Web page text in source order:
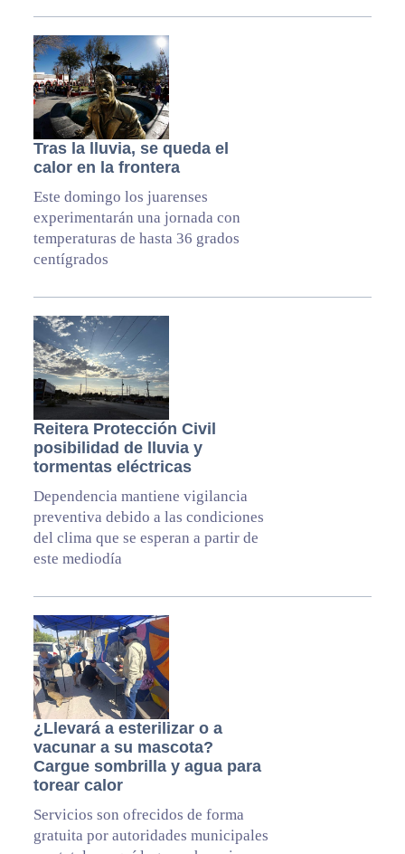
Tras la lluvia, se queda el
calor en la frontera
Este domingo los juarenses
experimentarán una jornada con
temperaturas de hasta 36 grados
centígrados
Reitera Protección Civil
posibilidad de lluvia y
tormentas eléctricas
Dependencia mantiene vigilancia
preventiva debido a las condiciones
del clima que se esperan a partir de
este mediodía
¿Llevará a esterilizar o a
vacunar a su mascota?
Cargue sombrilla y agua para
torear calor
Servicios son ofrecidos de forma
gratuita por autoridades municipales